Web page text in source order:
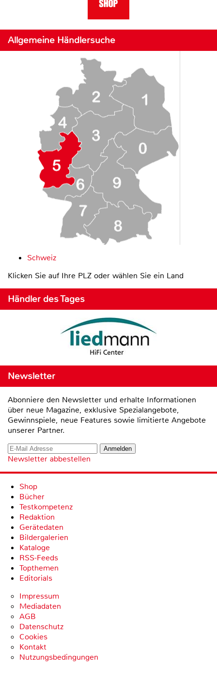
Allgemeine Händlersuche
Schweiz
Klicken Sie auf Ihre PLZ oder wählen Sie ein Land
Händler des Tages
Newsletter
Abonniere den Newsletter und erhalte Informationen
über neue Magazine, exklusive Spezialangebote,
Gewinnspiele, neue Features sowie limitierte Angebote
unserer Partner.
Newsletter abbestellen
Shop
Bücher
Testkompetenz
Redaktion
Gerätedaten
Bildergalerien
Kataloge
RSS-Feeds
Topthemen
Editorials
Impressum
Mediadaten
AGB
Datenschutz
Cookies
Kontakt
Nutzungsbedingungen